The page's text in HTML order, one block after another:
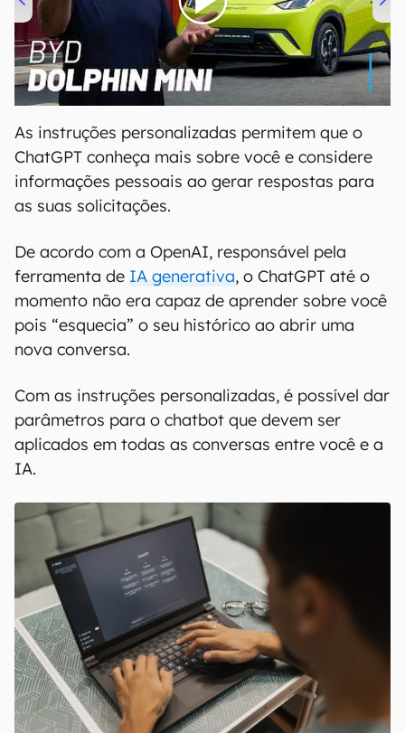
00:00/04:07
As instruções personalizadas permitem que o
ChatGPT conheça mais sobre você e considere
informações pessoais ao gerar respostas para
as suas solicitações.
De acordo com a OpenAI, responsável pela
ferramenta de IA generativa, o ChatGPT até o
momento não era capaz de aprender sobre você
pois “esquecia” o seu histórico ao abrir uma
nova conversa.
Com as instruções personalizadas, é possível dar
parâmetros para o chatbot que devem ser
aplicados em todas as conversas entre você e a
IA.